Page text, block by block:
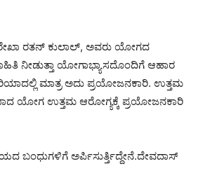
ರತನ್ ಕುಲಾಲ್, ಅವರು ಯೋಗದ
ನೀಡುತ್ತಾ ಯೋಗಾಭ್ಯಾಸದೊಂದಿಗೆ ಆಹಾರ
ಮಾತ್ರ ಅದು ಪ್ರಯೋಜನಕಾರಿ. ಉತ್ತಮ
ಯೋಗ ಉತ್ತಮ ಆರೋಗ್ಯಕ್ಕೆ ಪ್ರಯೋಜನಕಾರಿ
ಬಂಧುಗಳಿಗೆ ಅರ್ಪಿಸುರ್ತ್ತಿದ್ದೇನೆ.ದೇವದಾಸ್